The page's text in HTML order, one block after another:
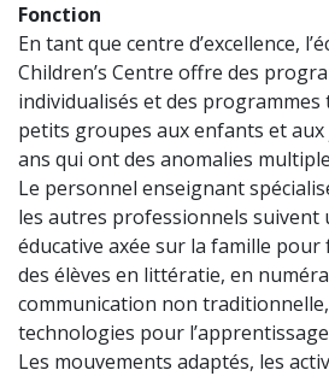
Fonction
En tant que centre d’excellence,
Children’s Centre offre des
individualisés et des
petits groupes aux enfants et aux
ans qui ont des anomalies
Le personnel enseignant
les autres professionnels suivent
éducative axée sur la famille
des élèves en littératie, en
communication non
technologies pour
Les mouvements adaptés, les